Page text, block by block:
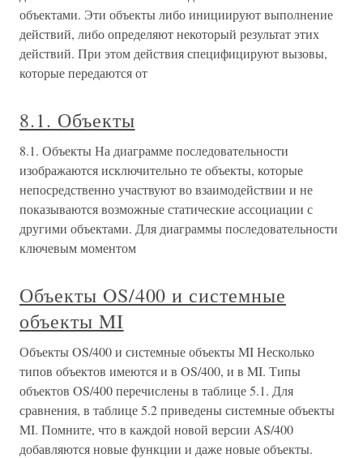
объектами. Эти объекты либо инициируют выполнение
действий, либо определяют некоторый результат этих
действий. При этом действия специфицируют вызовы,
которые передаются от
8.1. Объекты
8.1. Объекты На диаграмме последовательности
изображаются исключительно те объекты, которые
непосредственно участвуют во взаимодействии и не
показываются возможные статические ассоциации с
другими объектами. Для диаграммы последовательности
ключевым моментом
Объекты OS/400 и системные
объекты MI
Объекты OS/400 и системные объекты MI Несколько
типов объектов имеются и в OS/400, и в MI. Типы
объектов OS/400 перечислены в таблице 5.1. Для
сравнения, в таблице 5.2 приведены системные объекты
MI. Помните, что в каждой новой версии AS/400
добавляются новые функции и даже новые объекты.